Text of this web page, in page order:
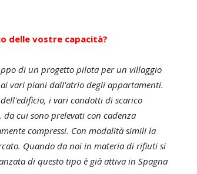
delle vostre capacità?
di un progetto pilota per un villaggio
vari piani dall'atrio degli appartamenti.
i vari condotti di scarico
cui sono prelevati con cadenza
compressi. Con modalità simili la
Quando da noi in materia di rifiuti si
di questo tipo è già attiva in Spagna